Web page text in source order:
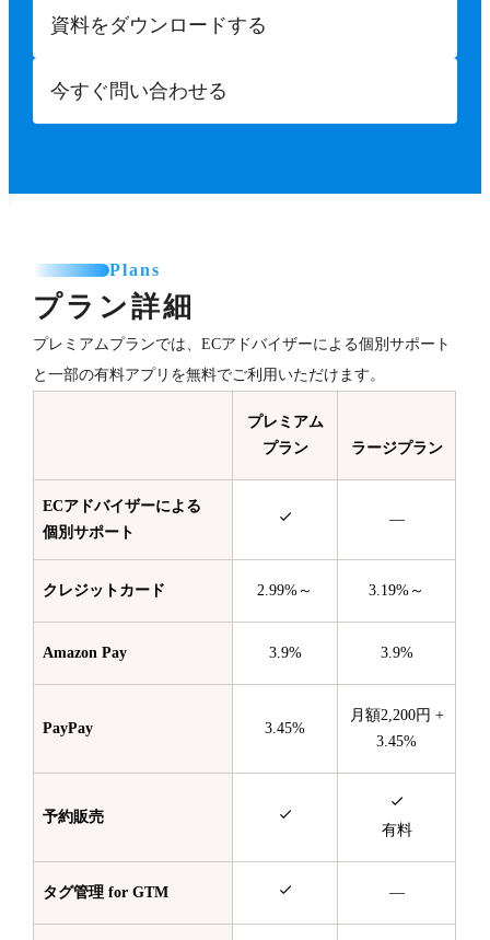
資料をダウンロードする
今すぐ問い合わせる
Plans
プラン詳細
プレミアムプランでは、ECアドバイザーによる個別サポート
と一部の有料アプリを無料でご利用いただけます。
プレミアム
プラン
ラージプラン
ECアドバイザーによる
個別サポート
—
クレジットカード 2.99%～ 3.19%～
Amazon Pay 3.9% 3.9%
PayPay 3.45%
月額2,200円 +
3.45%
予約販売
有料
タグ管理 for GTM —